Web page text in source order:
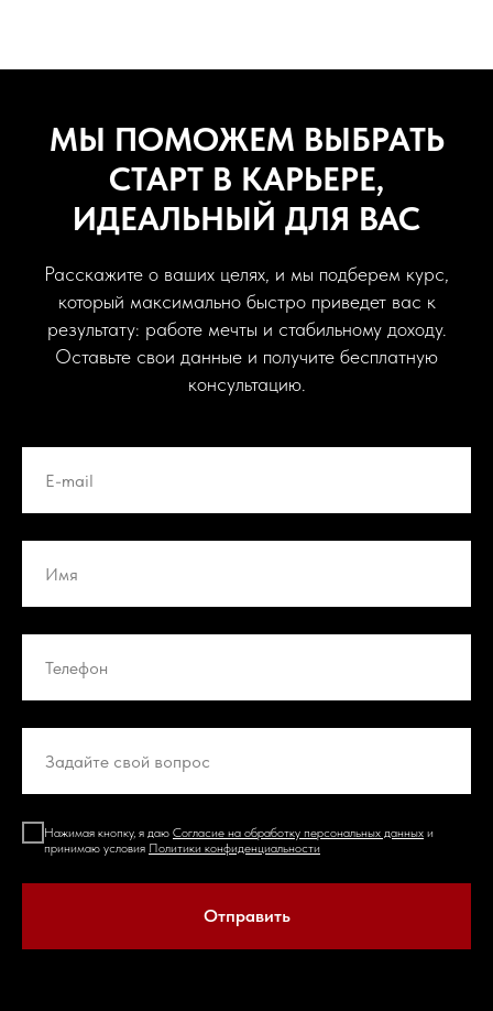
МЫ ПОМОЖЕМ ВЫБРАТЬ
СТАРТ В КАРЬЕРЕ,
ИДЕАЛЬНЫЙ ДЛЯ ВАС
Расскажите о ваших целях, и мы подберем курс,
который максимально быстро приведет вас к
результату: работе мечты и стабильному доходу.
Оставьте свои данные и получите бесплатную
консультацию.
Нажимая кнопку, я даю Согласие на обработку персональных данных и
принимаю условия Политики конфиденциальности
Отправить